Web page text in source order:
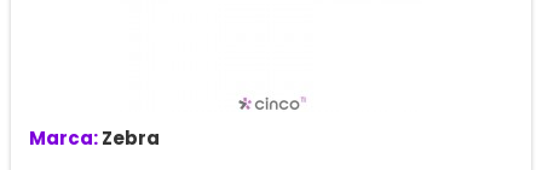
Marca:Zebra